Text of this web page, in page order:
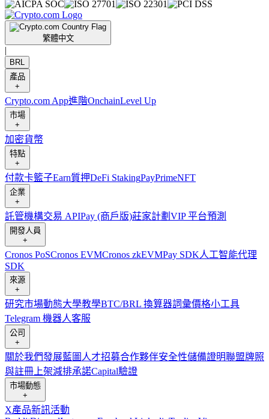
繁體中文
|
BRL
產品
+
Crypto.com App進階OnchainLevel Up
市場
+
加密貨幣
特點
+
付款卡籃子Earn質押DeFi StakingPayPrimeNFT
企業
+
託管機構交易 APIPay (商戶版)莊家計劃 VIP 平台預測
開發人員
+
Cronos PoSCronos EVMCronos zkEVMPay SDK人工智能代理
SDK
來源
+
研究市場動態大學教學BTC/BRL 換算器詞彙價格小工具
Telegram 機器人客服
公司
+
關於我們發展藍圖 人才招募合作夥伴安全性儲備證明聯盟牌照
與註冊 上架減排承諾Capital驗證
市場動態
+
X產品新訊活動